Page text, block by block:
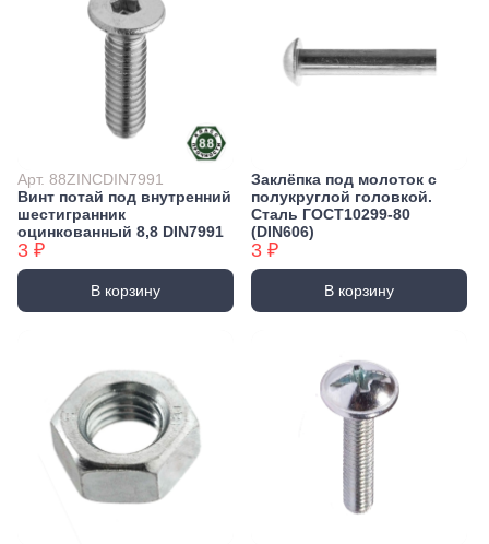
Арт. 88ZINCDIN7991
Винт потай под внутренний
шестигранник
оцинкованный 8,8 DIN7991
3 ₽
В корзину
Заклёпка под молоток с
полукруглой головкой.
Сталь ГОСТ10299-80
(DIN606)
3 ₽
В корзину